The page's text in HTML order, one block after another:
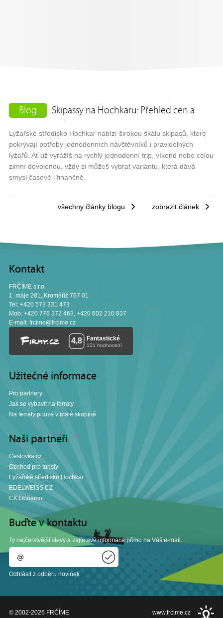
Blog
Skipassy na Hochkaru: Přehled cen a
Lyžařské středisko Hochkar nabízí širokou škálu skipasů, které
pokrývají potřeby jednodenních návštěvníků i pravidelných
lyžařů. Ať už vyrážíš na rychlý jednodenní trip, víkend nebo celou
zimní dovolenou, vždy si můžeš vybrat variantu, která dává
smysl časově i finančně.
všechny články blogu zobrazit článek
Kontakt
FRČÍME s.r.o.
1. máje 281, Kroměříž 767 01
Tel: +420 573 331 473
Mob: +420 776 372 463, +420 602 210 037
E-mail: frcime@frcime.cz
Užitečné informace
Pro partnery
Jak se vybavit na ferraty
Na ferraty pouze v malé skupině
Naši partneři
Cestovka.cz
Obchod pro turisty
Lyžařské středisko Hochkar
EDELWEISS CZ
CK Donamo
Buďte v kontaktu
Ty nejčerstvější slevy a zajímavé informace přímo na Váš e-mail.
Odhlásit z odběru novinek
© 2002-2026 FRČÍME www.frcime.cz